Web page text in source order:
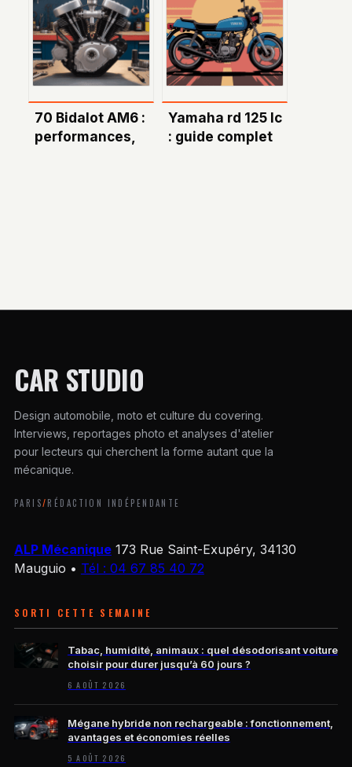
performance
pour votre 50cc
le style idéal
pour votre deux-
roues
70 Bidalot AM6 :
performances,
Yamaha rd 125 lc
: guide complet
CAR STUDIO
Design automobile, moto et culture du covering.
Interviews, reportages photo et analyses d'atelier
pour lecteurs qui cherchent la forme autant que la
mécanique.
PARIS/RÉDACTION INDÉPENDANTE
ALP Mécanique 173 Rue Saint-Exupéry, 34130
Mauguio • Tél : 04 67 85 40 72
SORTI CETTE SEMAINE
Tabac, humidité, animaux : quel désodorisant voiture
choisir pour durer jusqu’à 60 jours ?
6 AOÛT 2026
Mégane hybride non rechargeable : fonctionnement,
avantages et économies réelles
5 AOÛT 2026